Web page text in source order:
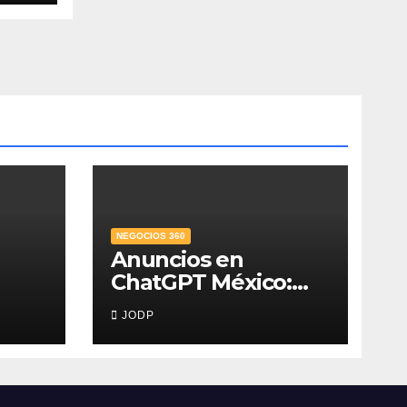
NEGOCIOS 360
Anuncios en
ChatGPT México:
¿quién los verá y
qué pasará con las
conversaciones?
JODP